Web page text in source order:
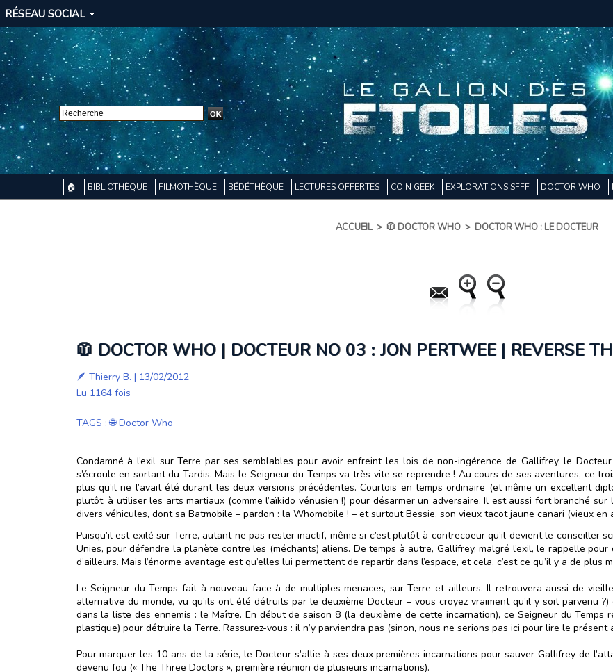
RÉSEAU SOCIAL
🏠 BIBLIOTHÈQUE FILMOTHÈQUE BÉDÉTHÈQUE LECTURES OFFERTES COIN GEEK EXPLORATIONS SFFF DOCTOR WHO
ACCUEIL > 🧥 DOCTOR WHO > DOCTOR WHO : LE DOCTEUR
🧥 DOCTOR WHO | DOCTEUR NO 03 : JON PERTWEE | REVERSE
🪶 Thierry B. | 13/02/2012
Lu 1164 fois
TAGS :🌐 Doctor Who
Condamné à l’exil sur Terre par ses semblables pour avoir enfreint les lois de non-ingérence de Gallifrey, le
s’écroule en sortant du Tardis. Mais le Seigneur du Temps va très vite se reprendre ! Au cours de ses aventures, ce
plus qu’il ne l’avait été durant les deux versions précédentes. Courtois en temps ordinaire (et même un excellent
plutôt, à utiliser les arts martiaux (comme l’aïkido vénusien !) pour désarmer un adversaire. Il est aussi fort branché
divers véhicules, dont sa Batmobile – pardon : la Whomobile ! – et surtout Bessie, son vieux tacot jaune canari (vieux en
Puisqu’il est exilé sur Terre, autant ne pas rester inactif, même si c’est plutôt à contrecoeur qu’il devient le conseiller
Unies, pour défendre la planète contre les (méchants) aliens. De temps à autre, Gallifrey, malgré l’exil, le rappelle
d’ailleurs. Mais l’énorme avantage est qu’elles lui permettent de repartir dans l’espace, et cela, c’est ce qu’il y a de plus
Le Seigneur du Temps fait à nouveau face à de multiples menaces, sur Terre et ailleurs. Il retrouvera aussi de
alternative du monde, vu qu’ils ont été détruits par le deuxième Docteur – vous croyez vraiment qu’il y soit parvenu
dans la liste des ennemis : le Maître. En début de saison 8 (la deuxième de cette incarnation), ce Seigneur du Temps
plastique) pour détruire la Terre. Rassurez-vous : il n’y parviendra pas (sinon, nous ne serions pas ici pour lire le présent
Pour marquer les 10 ans de la série, le Docteur s’allie à ses deux premières incarnations pour sauver Gallifrey de
devenu fou (« The Three Doctors », première réunion de plusieurs incarnations).